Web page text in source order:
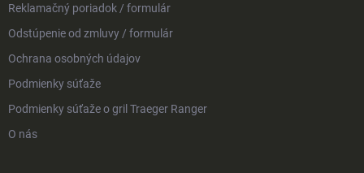
Reklamačný poriadok / formulár
Odstúpenie od zmluvy / formulár
Ochrana osobných údajov
Podmienky súťaže
Podmienky súťaže o gril Traeger Ranger
O nás